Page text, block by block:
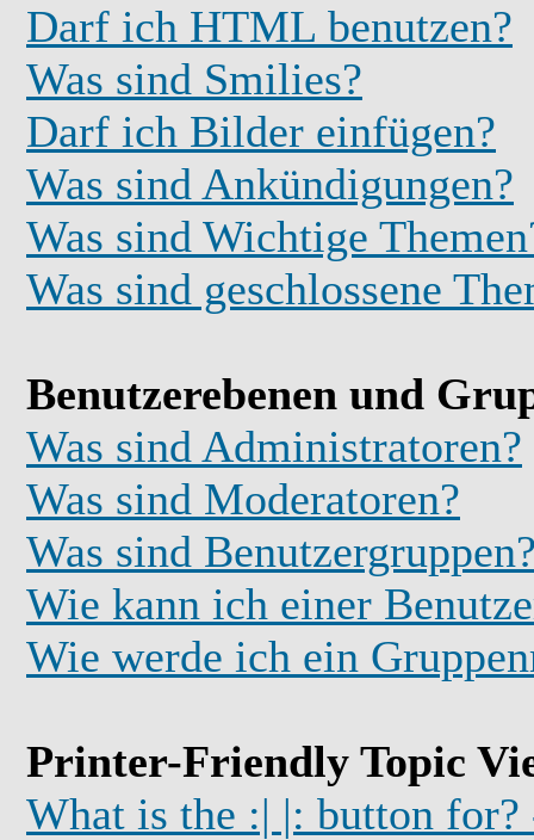
Darf ich HTML benutzen?
Was sind Smilies?
Darf ich Bilder einfügen?
Was sind Ankündigungen?
Was sind Wichtige
Was sind geschlossene
Benutzerebenen und
Was sind Administratoren?
Was sind Moderatoren?
Was sind
Wie kann ich einer
Wie werde ich ein
Printer-Friendly Topic
What is the :| |: button